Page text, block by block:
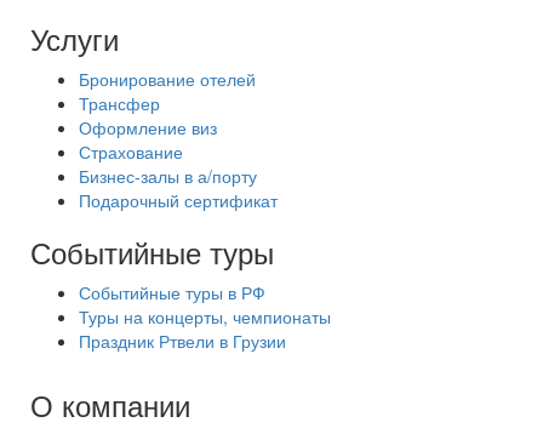
Услуги
Бронирование отелей
Трансфер
Оформление виз
Страхование
Бизнес-залы в а/порту
Подарочный сертификат
Событийные туры
Событийные туры в РФ
Туры на концерты, чемпионаты
Праздник Ртвели в Грузии
О компании